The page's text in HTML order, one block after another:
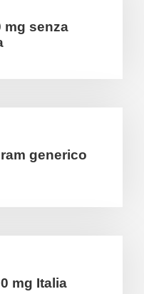
mg senza
generico
mg Italia